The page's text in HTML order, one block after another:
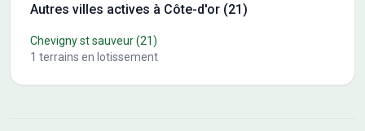
Autres villes actives à Côte-d'or (21)
Chevigny st sauveur(21)
1 terrains en lotissement